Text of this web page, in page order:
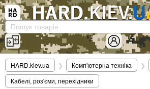
Вхід|Реєстрація×
(097)-938-03-73 Telegram
HARD.KIEV.UA
Послуги
Повернення / Обмін
HARD.kiev.ua ❯ Комп'ютерна техніка ❯
Кабелі, роз'єми, перехідники